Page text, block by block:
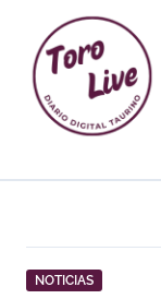
contenido
NOTICIAS